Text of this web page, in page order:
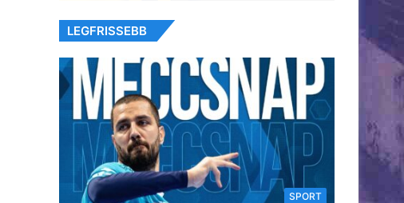
LEGFRISSEBB
SPORT